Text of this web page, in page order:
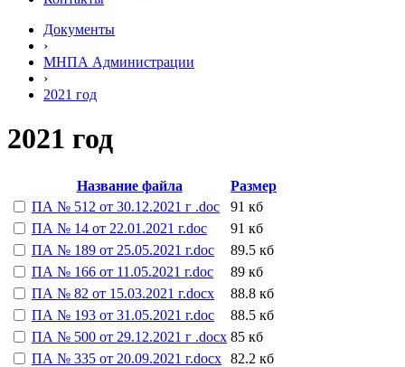
Документы
›
МНПА Администрации
›
2021 год
2021 год
Название файла
Размер
ПА № 512 от 30.12.2021 г .doc
91 кб
ПА № 14 от 22.01.2021 г.doc
91 кб
ПА № 189 от 25.05.2021 г.doc
89.5 кб
ПА № 166 от 11.05.2021 г.doc
89 кб
ПА № 82 от 15.03.2021 г.docx
88.8 кб
ПА № 193 от 31.05.2021 г.doc
88.5 кб
ПА № 500 от 29.12.2021 г .docx 85 кб
ПА № 335 от 20.09.2021 г.docx 82.2 кб